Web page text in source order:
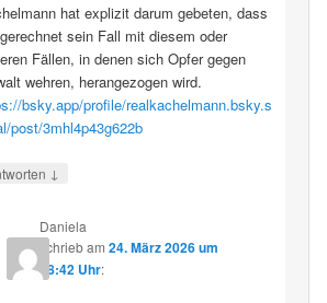
hat explizit darum gebeten, dass
sein Fall mit diesem oder
Fällen, in denen sich Opfer gegen
wehren, herangezogen wird.
bsky.app/profile/realkachelmann.bsky.s
post/3mhl4p43g622b
↓
Daniela
schriebam24. März 2026 um
08:42 Uhr: